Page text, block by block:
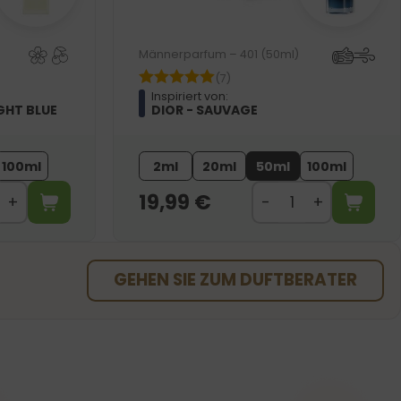
BLUE
100ml
Männerparfum – 401 (50ml)
(7)
Inspiriert von:
DIOR - SAUVAGE
2ml 20ml 50ml 100ml
19,99 €
GEHEN SIE ZUM DUFTBERATER